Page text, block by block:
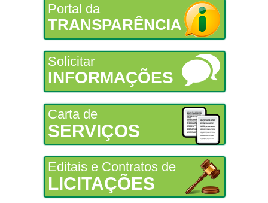
Portal da
TRANSPARÊNCIA
Solicitar
INFORMAÇÕES
Carta de
SERVIÇOS
Editais e Contratos de
LICITAÇÕES